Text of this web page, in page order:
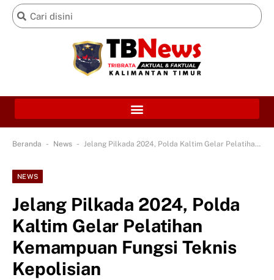
Beranda - News - Jelang Pilkada 2024, Polda Kaltim Gelar Pelatihan Kemampuan Fungsi Teknis Kepolisian
NEWS
Jelang Pilkada 2024, Polda
Kaltim Gelar Pelatihan
Kemampuan Fungsi Teknis
Kepolisian